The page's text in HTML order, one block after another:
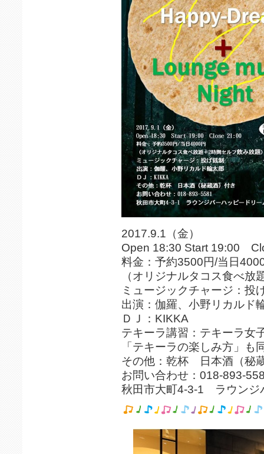
2017.9.1（金）
Open 18:30 Start 19:00
料金：予約3500円/当日
（オリジナルタコス食べ
ミュージックチャージ：投
出演：伽羅、小野リカルド
ＤＪ：KIKKA
テキーラ講習：テキーラ女
「テキーラの楽しみ方」も
その他：乾杯 日本酒（秘
お問い合わせ：018-893-
秋田市大町4-3-1 ラウンジ